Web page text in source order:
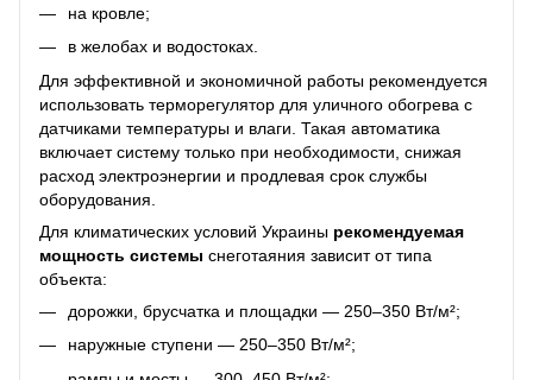
на кровле;
в желобах и водостоках.
Для эффективной и экономичной работы рекомендуется
использовать терморегулятор для уличного обогрева с
датчиками температуры и влаги. Такая автоматика
включает систему только при необходимости, снижая
расход электроэнергии и продлевая срок службы
оборудования.
Для климатических условий Украины рекомендуемая
мощность системы снеготаяния зависит от типа
объекта:
дорожки, брусчатка и площадки — 250–350 Вт/м²;
наружные ступени — 250–350 Вт/м²;